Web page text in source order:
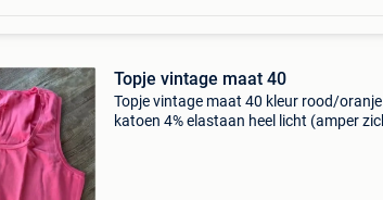
Topje vintage maat 40
Topje vintage maat 40 kleur rood/oranje
katoen 4% elastaan heel licht (amper